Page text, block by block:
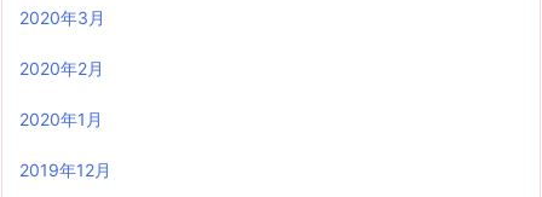
2020年3月
2020年2月
2020年1月
2019年12月